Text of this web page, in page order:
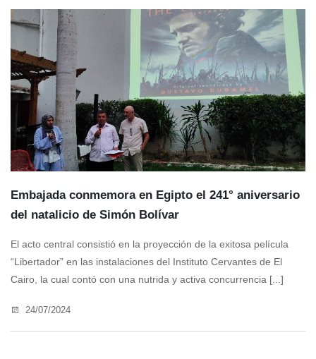
Embajada conmemora en Egipto el 241° aniversario
del natalicio de Simón Bolívar
El acto central consistió en la proyección de la exitosa película
“Libertador” en las instalaciones del Instituto Cervantes de El
Cairo, la cual contó con una nutrida y activa concurrencia [...]
24/07/2024